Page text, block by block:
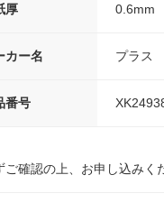
厚 0.6mm
カー名 プラス
番号
確認の上、お申し込みく